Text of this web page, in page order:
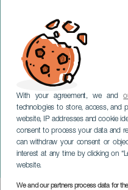
With your agreement, we and
technologies to store, access, and
website, IP addresses and cookie
consent to process your data and
can withdraw your consent or
interest at any time by clicking on
website.
We and our partners process data for
A Tao, a
a Tinguatón
évfordulója
LANZAROTE